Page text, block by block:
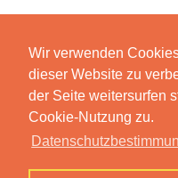
Wir verwenden
dieser Website zu
der Seite weitersurfen
Cookie-Nutzung zu.
Home
Preise
Contact us